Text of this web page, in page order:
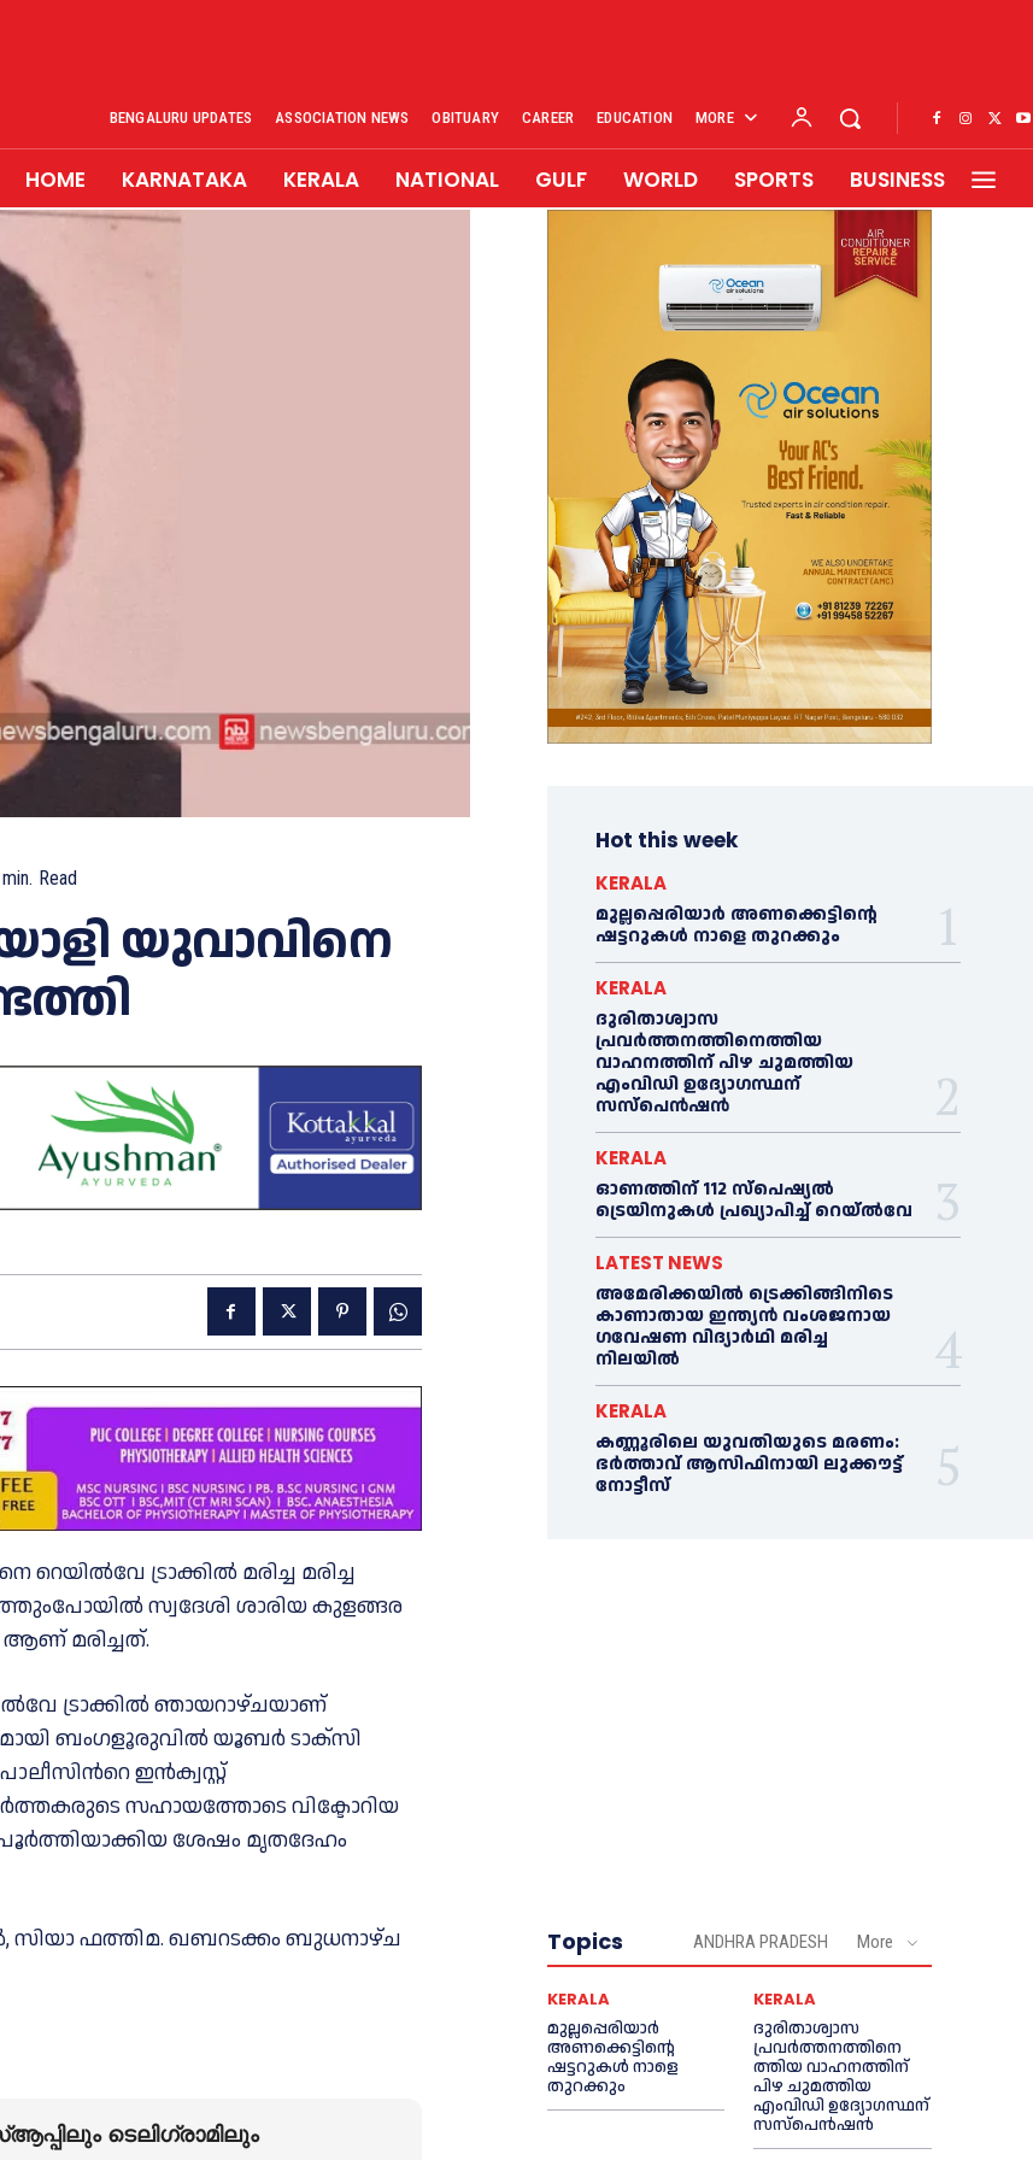
BENGALURU UPDATES ASSOCIATION NEWS OBITUARY CAREER EDUCATION MORE
HOME KARNATAKA KERALA NATIONAL GULF WORLD SPORTS BUSINESS
min. Read
യുവാവിനെ
ട്രാക്കിൽ മരിച്ച മരിച്ച
സ്വദേശി ശാരിയ കുളങ്ങര
ആണ് മരിച്ചത്.
ട്രാക്കില്‍ ഞായറാഴ്ചയാണ്
ബംഗളൂരുവിൽ യൂബർ ടാക്സി
ഇൻക്വസ്റ്റ്
സഹായത്തോടെ വിക്ടോറിയ
പൂര്‍ത്തിയാക്കിയ ശേഷം മൃതദേഹം
സിയാ ഫത്തിമ. ഖബറടക്കം ബുധനാഴ്ച
ടെലിഗ്രാമിലും
Hot this week
KERALA
മുല്ലപ്പെരിയാര്‍ അണക്കെട്ടിന്റെ
ഷട്ടറുകള്‍ നാളെ തുറക്കും
KERALA
ദുരിതാശ്വാസ
പ്രവര്‍ത്തനത്തിനെത്തിയ
വാഹനത്തിന് പിഴ ചുമത്തിയ
എംവിഡി ഉദ്യോഗസ്ഥന്
സസ്പെൻഷൻ
KERALA
ഓണത്തിന് 112 സ്പെഷ്യല്‍
ട്രെയിനുകള്‍ പ്രഖ്യാപിച്ച്‌ റെയ്ല്‍വേ
LATEST NEWS
അമേരിക്കയില്‍ ട്രെക്കിങ്ങിനിടെ
കാണാതായ ഇന്ത്യൻ വംശജനായ
ഗവേഷണ വിദ്യാര്‍ഥി മരിച്ച
നിലയില്‍
KERALA
കണ്ണൂരിലെ യുവതിയുടെ മരണം:
ഭര്‍ത്താവ് ആസിഫിനായി ലുക്കൗട്ട്
നോട്ടീസ്
Topics ANDHRA PRADESH More
KERALA
മുല്ലപ്പെരിയാര്‍
അണക്കെട്ടിന്റെ
ഷട്ടറുകള്‍ നാളെ
തുറക്കും
KERALA
ദുരിതാശ്വാസ
പ്രവര്‍ത്തനത്തിനെ
ത്തിയ വാഹനത്തിന്
പിഴ ചുമത്തിയ
എംവിഡി ഉദ്യോഗസ്ഥന്
സസ്പെൻഷൻ